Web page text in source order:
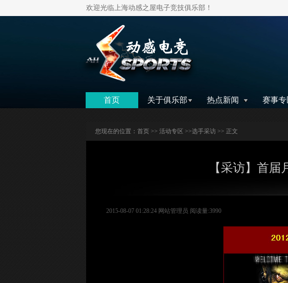
欢迎光临上海动感之屋电子竞技俱乐部！
首页 关于俱乐部 热点新闻 赛事专
您现在的位置： 首页 >> 活动专区 >>选手采访 >> 正文
【采访】首届
2015-08-07 01:28:24 网站管理员 阅读量:3990